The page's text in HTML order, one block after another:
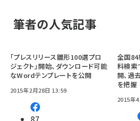
筆者の人気記事
「プレスリリース雛形100選プロ
ジェクト」開始、ダウンロード可能
なWordテンプレートを公開
2015年2月28日 13:59
全国84
料検索
開、過
を把握
2015年